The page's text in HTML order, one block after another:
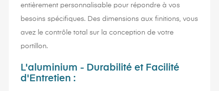
entièrement personnalisable pour répondre à vos
besoins spécifiques. Des dimensions aux finitions, vous
avez le contrôle total sur la conception de votre
portillon.
L'aluminium - Durabilité et Facilité
d'Entretien :